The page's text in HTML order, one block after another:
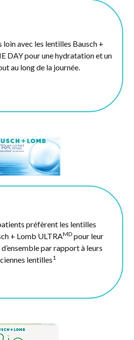
loin avec les lentilles Bausch +
DAY pour une hydratation et un
au long de la journée.
préfèrent les lentilles
+ Lomb ULTRAMD pour leur
par rapport à leurs
lentilles1